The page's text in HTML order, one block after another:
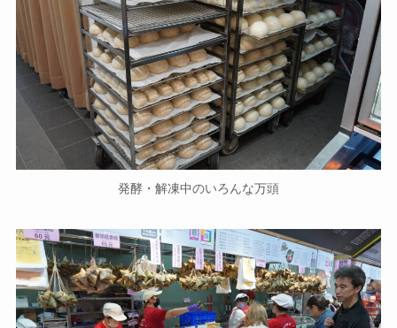
発酵・解凍中のいろんな万頭